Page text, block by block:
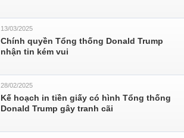
13/03/2025
Chính quyền Tổng thống Donald Trump
nhận tin kém vui
28/02/2025
Kế hoạch in tiền giấy có hình Tổng thống
Donald Trump gây tranh cãi